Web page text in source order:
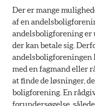
Der er mange
af en
andelsboligforening er
der kan betale sig.
andelsboligforeningen
med en fagmand eller
at finde de løsninger,
boligforening. En
forundersøgelse,